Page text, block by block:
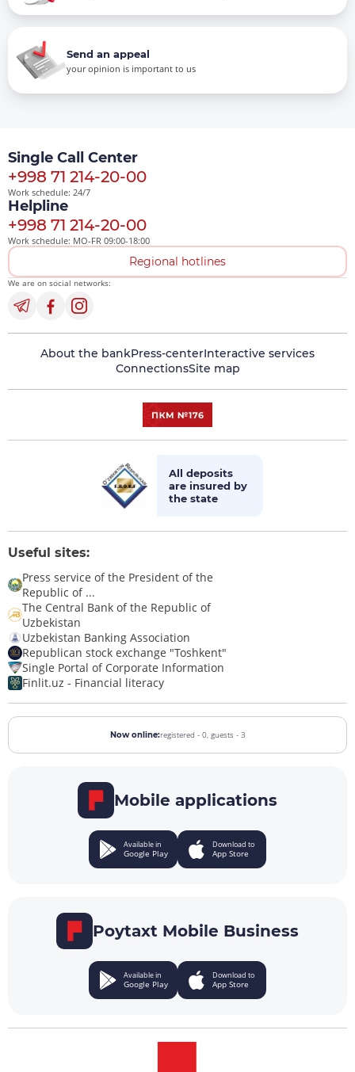
Send an appeal
your opinion is important to us
Single Call Center
+998 71 214-20-00
Work schedule: 24/7
Helpline
+998 71 214-20-00
Work schedule: MO-FR 09:00-18:00
Regional hotlines
We are on social networks:
About the bankPress-centerInteractive services
ConnectionsSite map
All deposits
are insured by
the state
Useful sites:
Press service of the President of the
Republic of ...
The Central Bank of the Republic of
Uzbekistan
Uzbekistan Banking Association
Republican stock exchange "Toshkent"
Single Portal of Corporate Information
Finlit.uz - Financial literacy
Now online:registered - 0, guests - 3
Mobile applications
Available in
Google Play
Download to
App Store
Poytaxt Mobile Business
Available in
Google Play
Download to
App Store